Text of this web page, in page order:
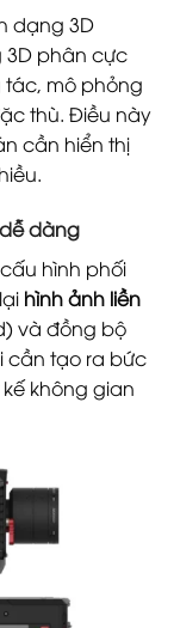
dạng 3D
3D phân cực
tác, mô phỏng
thù. Điều này
cần hiển thị
dàng
hình phối
hình ảnh liền
và đồng bộ
cần tạo ra bức
không gian